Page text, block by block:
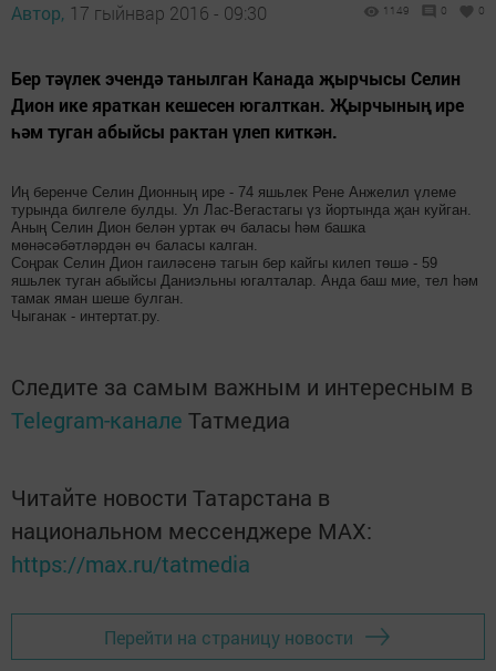
Автор, 17 гыйнвар 2016 - 09:30 1149 0 0
Бер тәүлек эчендә танылган Канада җырчысы Селин
Дион ике яраткан кешесен югалткан. Җырчының ире
һәм туган абыйсы рактан үлеп киткән.
Иң беренче Селин Дионның ире - 74 яшьлек Рене Анжелил үлеме
турында билгеле булды. Ул Лас-Вегастагы үз йортында җан куйган.
Аның Селин Дион белән уртак өч баласы һәм башка
мөнәсәбәтләрдән өч баласы калган.
Соңрак Селин Дион гаиләсенә тагын бер кайгы килеп төшә - 59
яшьлек туган абыйсы Даниэльны югалталар. Анда баш мие, тел һәм
тамак яман шеше булган.
Чыганак - интертат.ру.
Следите за самым важным и интересным в
Telegram-канале Татмедиа
Читайте новости Татарстана в
национальном мессенджере MАХ:
https://max.ru/tatmedia
Перейти на страницу новости